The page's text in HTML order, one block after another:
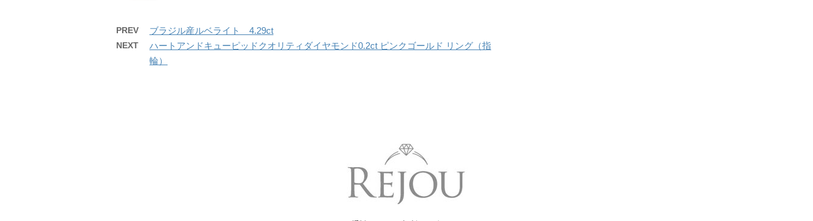
PREV ブラジル産ルベライト 4.29ct
NEXT
ハートアンドキューピッドクオリティダイヤモンド0.2ct ピンクゴールド リング（指
輪）